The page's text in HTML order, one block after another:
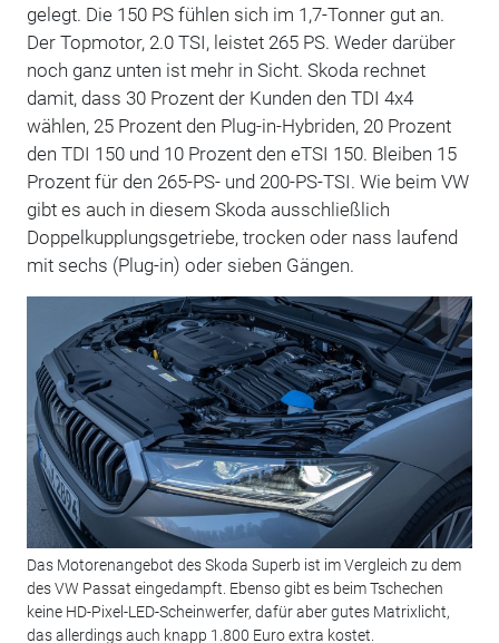
gelegt. Die 150 PS fühlen sich im 1,7-Tonner gut an.
Der Topmotor, 2.0 TSI, leistet 265 PS. Weder darüber
noch ganz unten ist mehr in Sicht. Skoda rechnet
damit, dass 30 Prozent der Kunden den TDI 4x4
wählen, 25 Prozent den Plug-in-Hybriden, 20 Prozent
den TDI 150 und 10 Prozent den eTSI 150. Bleiben 15
Prozent für den 265-PS- und 200-PS-TSI. Wie beim VW
gibt es auch in diesem Skoda ausschließlich
Doppelkupplungsgetriebe, trocken oder nass laufend
mit sechs (Plug-in) oder sieben Gängen.
Das Motorenangebot des Skoda Superb ist im Vergleich zu dem
des VW Passat eingedampft. Ebenso gibt es beim Tschechen
keine HD-Pixel-LED-Scheinwerfer, dafür aber gutes Matrixlicht,
das allerdings auch knapp 1.800 Euro extra kostet.